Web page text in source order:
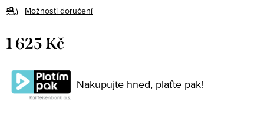
Možnosti doručení
1 625 Kč
cena:
Nakupujte hned, plaťte pak!